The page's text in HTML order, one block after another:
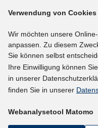
Barrieren melden
Social-Media-Kanäle
BlueSky
YouTube
LinkedIn
kununu
Verwendung von
Wir möchten unsere
anpassen. Zu diesem
Sie können selbst
Ihre Einwilligung können
in unserer
finden Sie in unserer
Webanalysetool Matomo